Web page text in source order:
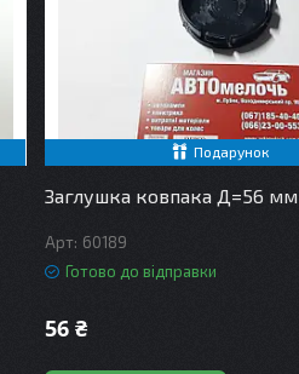
Подарунок
Заглушка ковпака Д=56 мм
60189
Готово до відправки
56 ₴